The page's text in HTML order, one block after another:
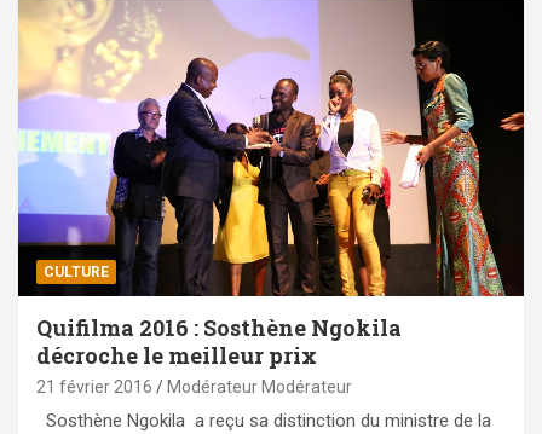
CULTURE
Quifilma 2016 : Sosthène Ngokila
décroche le meilleur prix
21 février 2016 Modérateur Modérateur
Sosthène Ngokila a reçu sa distinction du ministre de la